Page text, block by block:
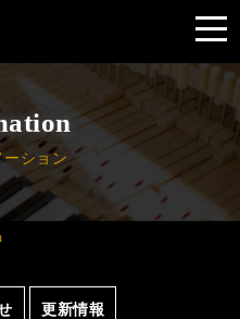
ーション
更新情報